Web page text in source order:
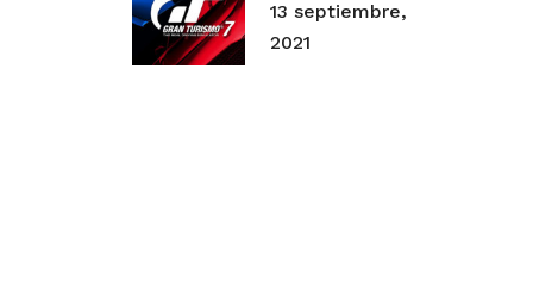
13 septiembre,
2021